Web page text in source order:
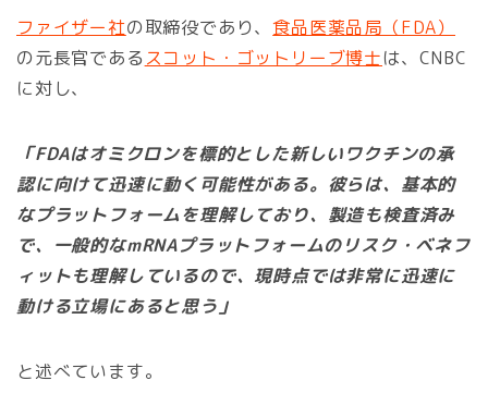
ファイザー社の取締役であり、食品医薬品局（FDA）
の元長官であるスコット・ゴットリーブ博士は、CNBC
に対し、
「FDAはオミクロンを標的とした新しいワクチンの承
認に向けて迅速に動く可能性がある。彼らは、基本的
なプラットフォームを理解しており、製造も検査済み
で、一般的なmRNAプラットフォームのリスク・ベネフ
ィットも理解しているので、現時点では非常に迅速に
動ける立場にあると思う」
と述べています。